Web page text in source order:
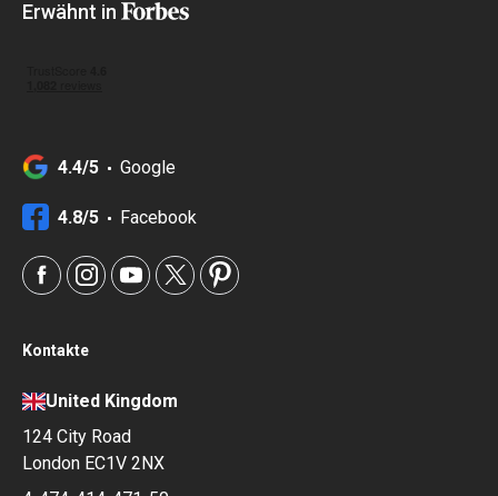
Erwähnt in
4.4/5 Google
4.8/5 Facebook
Kontakte
United Kingdom
124 City Road
London EC1V 2NX